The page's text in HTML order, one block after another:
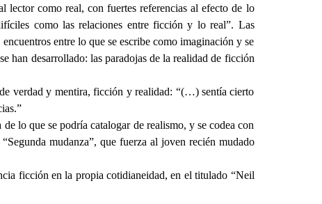
como real, con fuertes referencias al efecto de lo
como las relaciones entre ficción y lo real”. Las
entre lo que se escribe como imaginación y se
han desarrollado: las paradojas de la realidad de ficción
verdad y mentira, ficción y realidad: “(…) sentía cierto
lo que se podría catalogar de realismo, y se codea con
mudanza”, que fuerza al joven recién mudado
ficción en la propia cotidianeidad, en el titulado “Neil